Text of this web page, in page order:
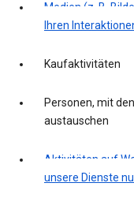
Medien (z. B.
Ihren
Kaufaktivitäten
Personen, mit
austauschen
Aktivitäten auf
unsere Dienste